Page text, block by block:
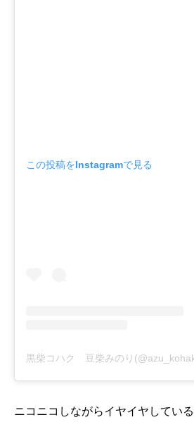
この投稿をInstagramで見る
ニコニコしながらイヤイヤしてい